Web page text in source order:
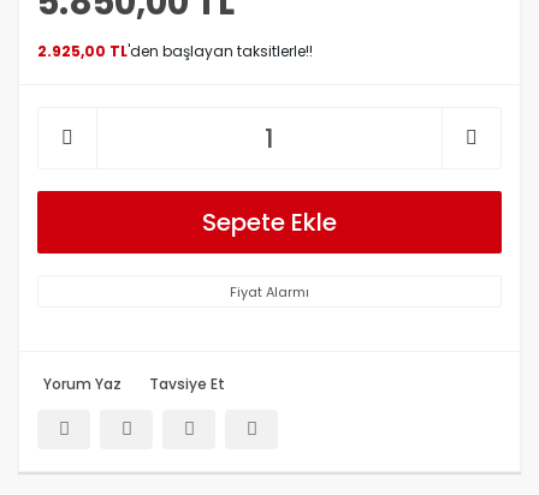
2.925,00 TL'den başlayan taksitlerle!!
Sepete Ekle
Fiyat Alarmı
Yorum Yaz Tavsiye Et